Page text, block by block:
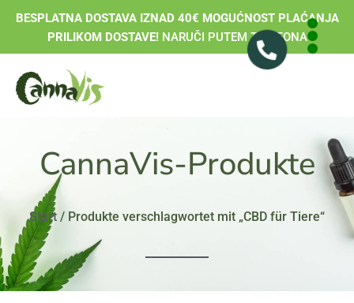
BESPLATNA DOSTAVA IZNAD 40€ MOGUĆNOST PLAĆANJA
PRILIKOM DOSTAVE!NARUČI PUTEM TELEFONA
CannaVis-Produkte
Start / Produkte verschlagwortet mit „CBD für Tiere“